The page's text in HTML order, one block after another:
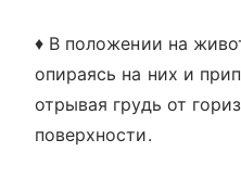
♦ В положении на
опираясь на них и
отрывая грудь от
поверхности.